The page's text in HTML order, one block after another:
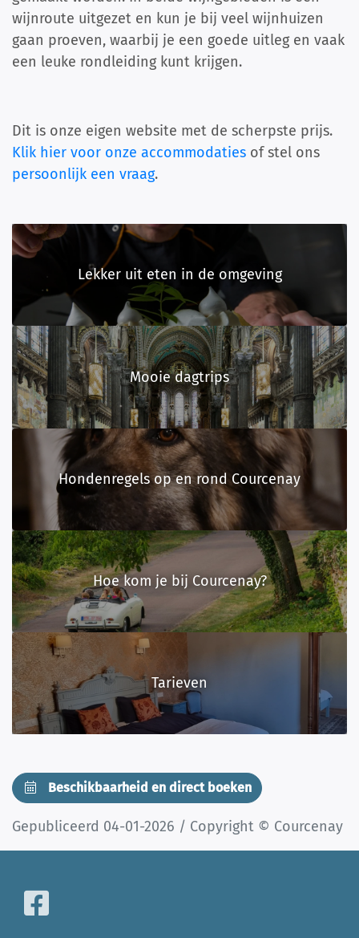
wijnroute uitgezet en kun je bij veel wijnhuizen
gaan proeven, waarbij je een goede uitleg en vaak
een leuke rondleiding kunt krijgen.
Dit is onze eigen website met de scherpste prijs.
Klik hier voor onze accommodaties of stel ons
persoonlijk een vraag.
Tarieven
Hondenregels op en rond Courcenay
Lekker uit eten in de omgeving
Hoe kom je bij Courcenay?
Mooie dagtrips
Beschikbaarheid en direct boeken
Gepubliceerd 04-01-2026 / Copyright © Courcenay